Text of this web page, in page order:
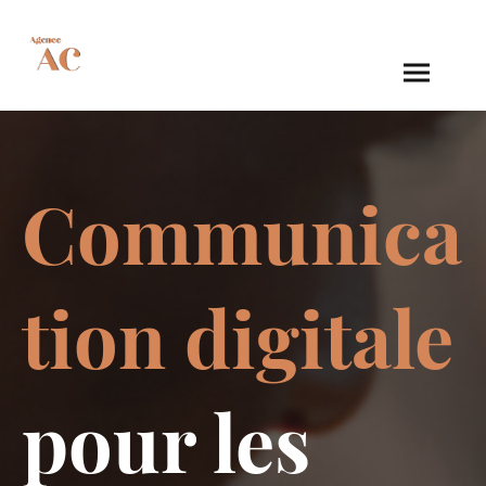
Communica
tion digitale
pour les